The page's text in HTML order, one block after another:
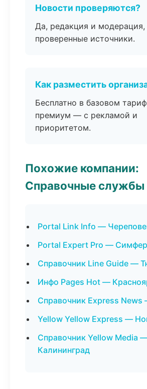
Новости проверяются?
Да, редакция и модерация,
проверенные источники.
Как разместить
Бесплатно в базовом
премиум — с рекламой и
приоритетом.
Похожие компании:
Справочные службы
Portal Link Info —
Portal Expert Pro —
Справочник Line Guide —
Инфо Pages Hot —
Справочник Express
Yellow Yellow Express —
Справочник Yellow Media
Калининград